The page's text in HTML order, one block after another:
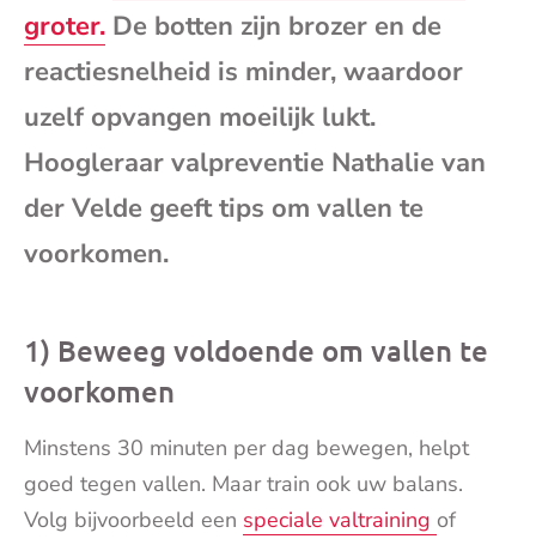
groter. De botten zijn brozer en de
reactiesnelheid is minder, waardoor
uzelf opvangen moeilijk lukt.
Hoogleraar valpreventie Nathalie van
der Velde geeft tips om vallen te
voorkomen.
1) Beweeg voldoende om vallen te
voorkomen
Minstens 30 minuten per dag bewegen, helpt
goed tegen vallen. Maar train ook uw balans.
Volg bijvoorbeeld een speciale valtraining of